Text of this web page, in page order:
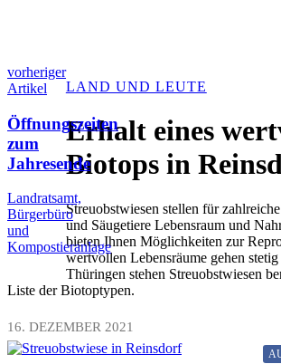
vorheriger
Artikel
Öffnungszeiten
zum
Jahresende
Landratsamt,
Bürgerbüro
und
Kompostieranlage
LAND UND LEUTE
Erhalt eines
Biotops in
Streuobstwiesen stellen für
und Säugetiere Lebensraum und
bieten Ihnen Möglichkeiten zur
wertvollen Lebensräume gehen
Thüringen stehen Streuobstwiesen
Liste der Biotoptypen.
16. DEZEMBER 2021